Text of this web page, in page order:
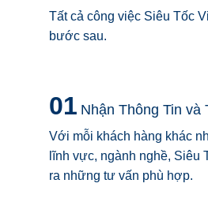
Tất cả công việc Siêu Tốc
bước sau.
01 Nhận Thông Tin và
Với mỗi khách hàng khác
lĩnh vực, ngành nghề, Siêu
ra những tư vấn phù hợp.